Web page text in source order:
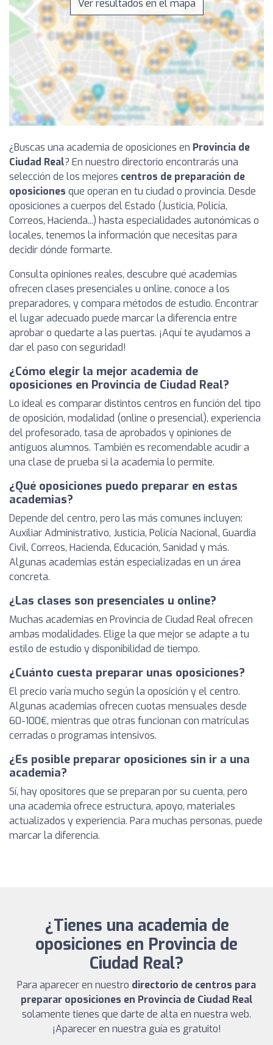
Ver resultados en el mapa
¿Buscas una academia de oposiciones en Provincia de
Ciudad Real? En nuestro directorio encontrarás una
selección de los mejores centros de preparación de
oposiciones que operan en tu ciudad o provincia. Desde
oposiciones a cuerpos del Estado (Justicia, Policía,
Correos, Hacienda...) hasta especialidades autonómicas o
locales, tenemos la información que necesitas para
decidir dónde formarte.
Consulta opiniones reales, descubre qué academias
ofrecen clases presenciales u online, conoce a los
preparadores, y compara métodos de estudio. Encontrar
el lugar adecuado puede marcar la diferencia entre
aprobar o quedarte a las puertas. ¡Aquí te ayudamos a
dar el paso con seguridad!
¿Cómo elegir la mejor academia de
oposiciones en Provincia de Ciudad Real?
Lo ideal es comparar distintos centros en función del tipo
de oposición, modalidad (online o presencial), experiencia
del profesorado, tasa de aprobados y opiniones de
antiguos alumnos. También es recomendable acudir a
una clase de prueba si la academia lo permite.
¿Qué oposiciones puedo preparar en estas
academias?
Depende del centro, pero las más comunes incluyen:
Auxiliar Administrativo, Justicia, Policía Nacional, Guardia
Civil, Correos, Hacienda, Educación, Sanidad y más.
Algunas academias están especializadas en un área
concreta.
¿Las clases son presenciales u online?
Muchas academias en Provincia de Ciudad Real ofrecen
ambas modalidades. Elige la que mejor se adapte a tu
estilo de estudio y disponibilidad de tiempo.
¿Cuánto cuesta preparar unas oposiciones?
El precio varía mucho según la oposición y el centro.
Algunas academias ofrecen cuotas mensuales desde
60-100€, mientras que otras funcionan con matrículas
cerradas o programas intensivos.
¿Es posible preparar oposiciones sin ir a una
academia?
Sí, hay opositores que se preparan por su cuenta, pero
una academia ofrece estructura, apoyo, materiales
actualizados y experiencia. Para muchas personas, puede
marcar la diferencia.
¿Tienes una academia de
oposiciones en Provincia de
Ciudad Real?
Para aparecer en nuestro directorio de centros para
preparar oposiciones en Provincia de Ciudad Real
solamente tienes que darte de alta en nuestra web.
¡Aparecer en nuestra guía es gratuito!